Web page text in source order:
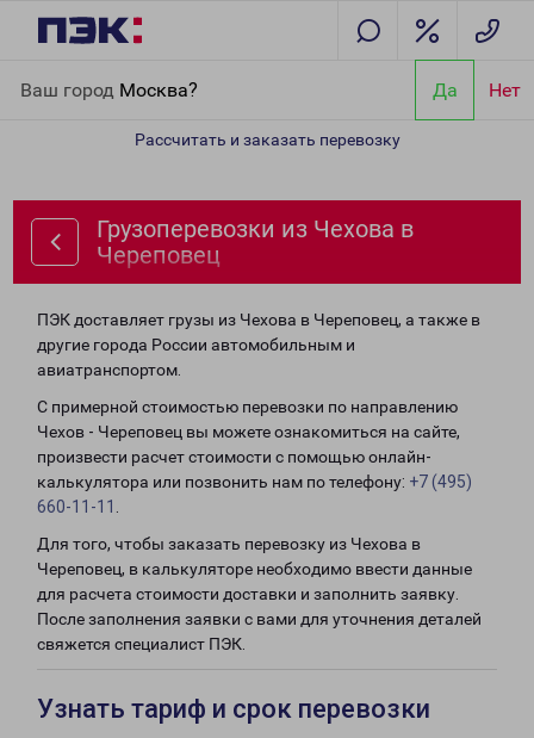
Ваш город Москва? Да Нет
Рассчитать и заказать перевозку
Грузоперевозки из Чехова в
Череповец
ПЭК доставляет грузы из Чехова в Череповец, а также в
другие города России автомобильным и
авиатранспортом.
С примерной стоимостью перевозки по направлению
Чехов - Череповец вы можете ознакомиться на сайте,
произвести расчет стоимости с помощью онлайн-
калькулятора или позвонить нам по телефону: +7 (495)
660-11-11
Для того, чтобы заказать перевозку из Чехова в
Череповец, в калькуляторе необходимо ввести данные
для расчета стоимости доставки и заполнить заявку.
После заполнения заявки с вами для уточнения деталей
свяжется специалист ПЭК.
Узнать тариф и срок перевозки